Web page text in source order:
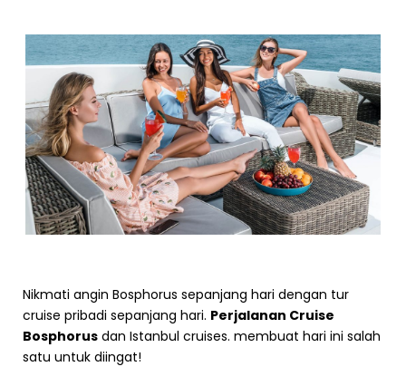
Nikmati angin Bosphorus sepanjang hari dengan tur
cruise pribadi sepanjang hari. Perjalanan Cruise
Bosphorus dan Istanbul cruises. membuat hari ini salah
satu untuk diingat!